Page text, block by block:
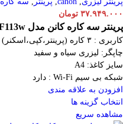
۳۷.۹۴۹.۰۰۰ تومان
پرینتر سه کاره کانن مدل MF113w
کاربری : ۳ کاره (پرینتر،کپی،اسکنر)
چاپگر: لیزری سیاه و سفید
سایز کاغذ: A4
شبکه بی سیم Wi-Fi : دارد
افزودن به علاقه مندی
انتخاب گزینه ها
مشاهده سریع